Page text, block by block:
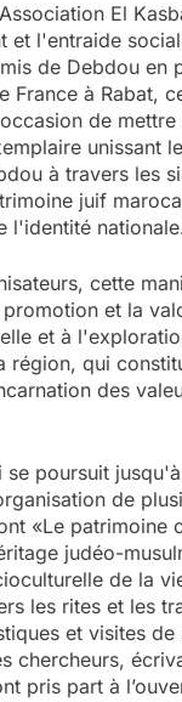
El
et l'entraide
de Debdou en
France à Rabat,
de mettre
unissant
à travers les
juif
l'identité
cette
et la
et à
région, qui
des
se poursuit
de
«Le patrimoine
judéo-
de la
les rites et les
et visites de
chercheurs,
pris part à
2025,
meurtrière
rapport
FRANCE ISRAÉL